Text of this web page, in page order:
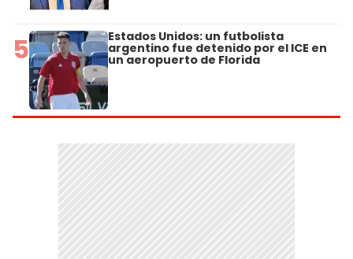
5 Estados Unidos: un futbolista
argentino fue detenido por el ICE en
un aeropuerto de Florida